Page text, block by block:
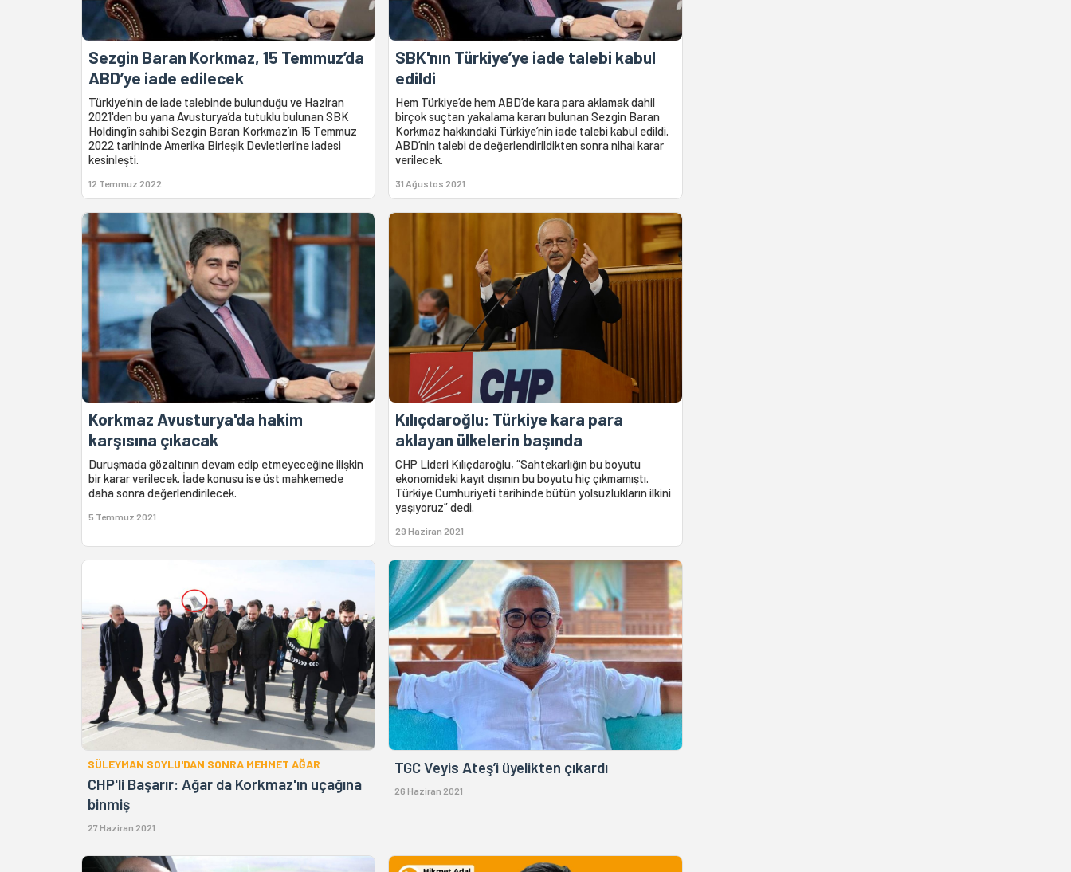
Sezgin Baran Korkmaz, 15 Temmuz’da
ABD’ye iade edilecek
Türkiye’nin de iade talebinde bulunduğu ve Haziran
2021'den bu yana Avusturya’da tutuklu bulunan SBK
Holding’in sahibi Sezgin Baran Korkmaz’ın 15 Temmuz
2022 tarihinde Amerika Birleşik Devletleri’ne iadesi
kesinleşti.
12 Temmuz 2022
SBK'nın Türkiye’ye iade talebi kabul
edildi
Hem Türkiye’de hem ABD’de kara para aklamak dahil
birçok suçtan yakalama kararı bulunan Sezgin Baran
Korkmaz hakkındaki Türkiye’nin iade talebi kabul edildi.
ABD’nin talebi de değerlendirildikten sonra nihai karar
verilecek.
31 Ağustos 2021
Korkmaz Avusturya'da hakim
karşısına çıkacak
Duruşmada gözaltının devam edip etmeyeceğine ilişkin
bir karar verilecek. İade konusu ise üst mahkemede
daha sonra değerlendirilecek.
5 Temmuz 2021
Kılıçdaroğlu: Türkiye kara para
aklayan ülkelerin başında
CHP Lideri Kılıçdaroğlu, “Sahtekarlığın bu boyutu
ekonomideki kayıt dışının bu boyutu hiç çıkmamıştı.
Türkiye Cumhuriyeti tarihinde bütün yolsuzlukların ilkini
yaşıyoruz” dedi.
29 Haziran 2021
SÜLEYMAN SOYLU'DAN SONRA MEHMET AĞAR
CHP'li Başarır: Ağar da Korkmaz'ın uçağına
binmiş
27 Haziran 2021
TGC Veyis Ateş’i üyelikten çıkardı
26 Haziran 2021